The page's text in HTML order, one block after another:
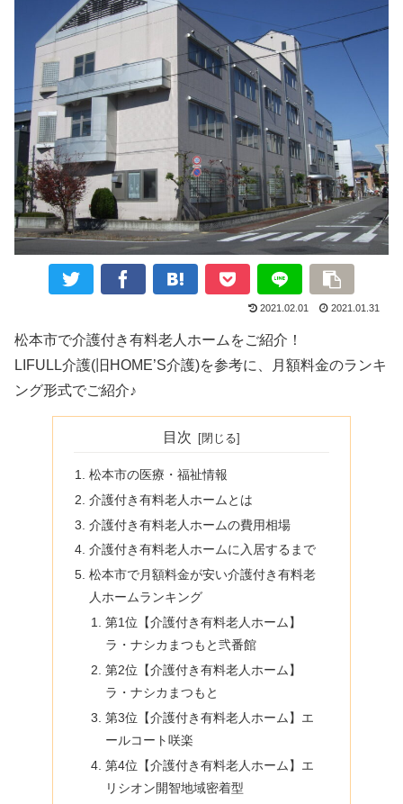
2021.02.01 2021.01.31
松本市で介護付き有料老人ホームをご紹介！
LIFULL介護(旧HOME’S介護)を参考に、月額料金のランキ
ング形式でご紹介♪
目次
松本市の医療・福祉情報
介護付き有料老人ホームとは
介護付き有料老人ホームの費用相場
介護付き有料老人ホームに入居するまで
松本市で月額料金が安い介護付き有料老
人ホームランキング
第1位【介護付き有料老人ホーム】
ラ・ナシカまつもと弐番館
第2位【介護付き有料老人ホーム】
ラ・ナシカまつもと
第3位【介護付き有料老人ホーム】エ
ールコート咲楽
第4位【介護付き有料老人ホーム】エ
リシオン開智地域密着型